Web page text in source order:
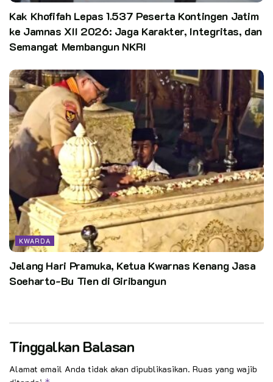
Kak Khofifah Lepas 1.537 Peserta Kontingen Jatim
ke Jamnas XII 2026: Jaga Karakter, Integritas, dan
Semangat Membangun NKRI
KWARDA
Jelang Hari Pramuka, Ketua Kwarnas Kenang Jasa
Soeharto-Bu Tien di Giribangun
Tinggalkan Balasan
Alamat email Anda tidak akan dipublikasikan. Ruas yang wajib